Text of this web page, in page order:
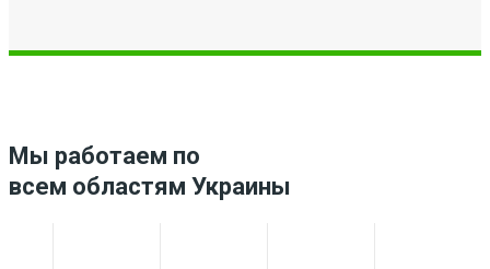
Мы работаем по
всем областям Украины